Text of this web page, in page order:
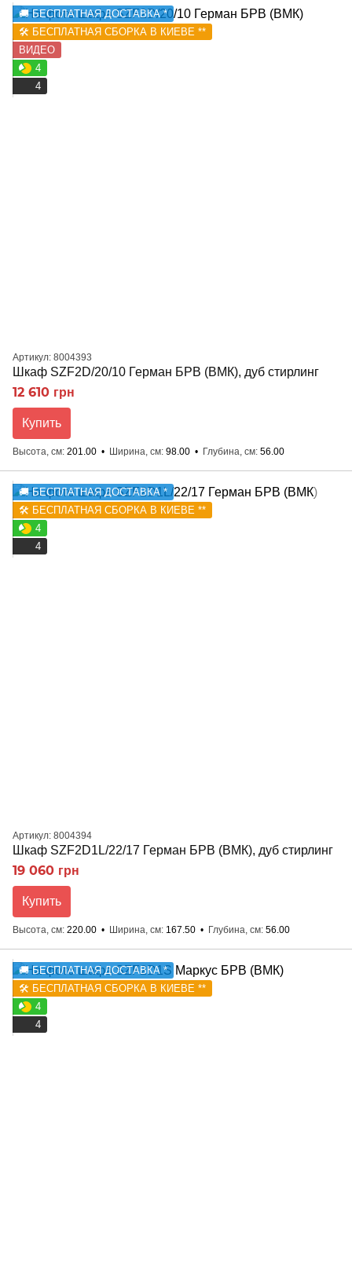
🚚 БЕСПЛАТНАЯ ДОСТАВКА *
🛠️ БЕСПЛАТНАЯ СБОРКА В КИЕВЕ **
ВИДЕО
4
4
Артикул: 8004393
Шкаф SZF2D/20/10 Герман БРВ (ВМК), дуб стирлинг
12 610 грн
Купить
Высота, см 201.00 Ширина, см 98.00 Глубина, см 56.00
🚚 БЕСПЛАТНАЯ ДОСТАВКА *
🛠️ БЕСПЛАТНАЯ СБОРКА В КИЕВЕ **
4
4
Артикул: 8004394
Шкаф SZF2D1L/22/17 Герман БРВ (ВМК), дуб стирлинг
19 060 грн
Купить
Высота, см 220.00 Ширина, см 167.50 Глубина, см 56.00
🚚 БЕСПЛАТНАЯ ДОСТАВКА *
🛠️ БЕСПЛАТНАЯ СБОРКА В КИЕВЕ **
4
4